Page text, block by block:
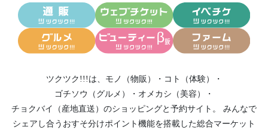
ツクツク!!!は、 モノ（物販） ・ コト（体験）
・
ゴチソウ（グルメ）
・ オメカシ（美容）
・
チョクバイ（産地直送） のショッピングと予約サイト。
みんなで
シェアし合う おすそ分けポイント機能を搭載した総合マーケット